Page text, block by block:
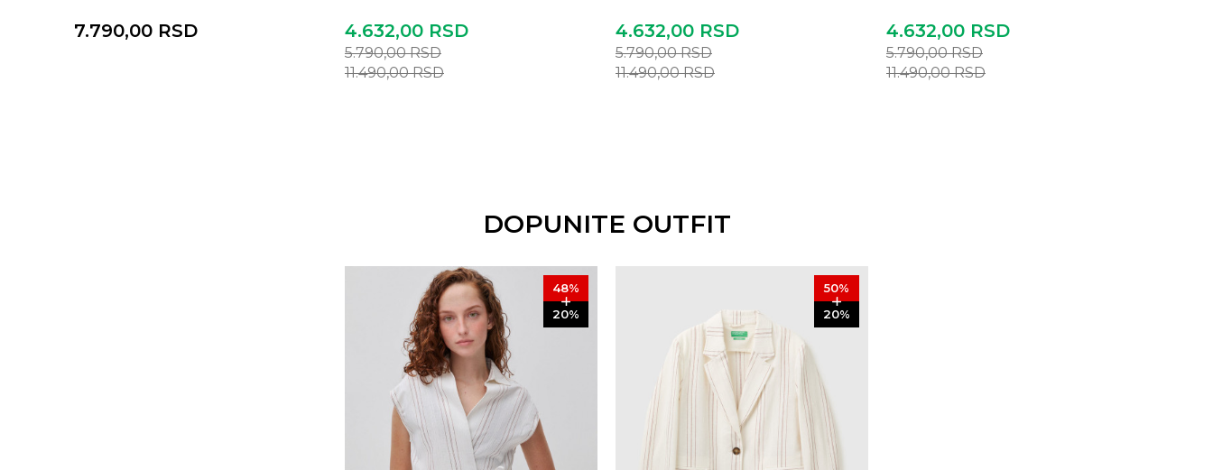
7.790,00 RSD 4.632,00 RSD
5.790,00RSD
11.490,00RSD
4.632,00 RSD
5.790,00RSD
11.490,00RSD
4.632,00 RSD
5.790,00RSD
11.490,00RSD
DOPUNITE OUTFIT
48%
20%
50%
20%